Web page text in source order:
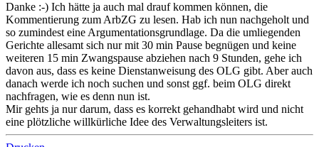
Danke :-) Ich hätte ja auch mal drauf kommen können, die
Kommentierung zum ArbZG zu lesen. Hab ich nun nachgeholt und
so zumindest eine Argumentationsgrundlage. Da die umliegenden
Gerichte allesamt sich nur mit 30 min Pause begnügen und keine
weiteren 15 min Zwangspause abziehen nach 9 Stunden, gehe ich
davon aus, dass es keine Dienstanweisung des OLG gibt. Aber auch
danach werde ich noch suchen und sonst ggf. beim OLG direkt
nachfragen, wie es denn nun ist.
Mir gehts ja nur darum, dass es korrekt gehandhabt wird und nicht
eine plötzliche willkürliche Idee des Verwaltungsleiters ist.